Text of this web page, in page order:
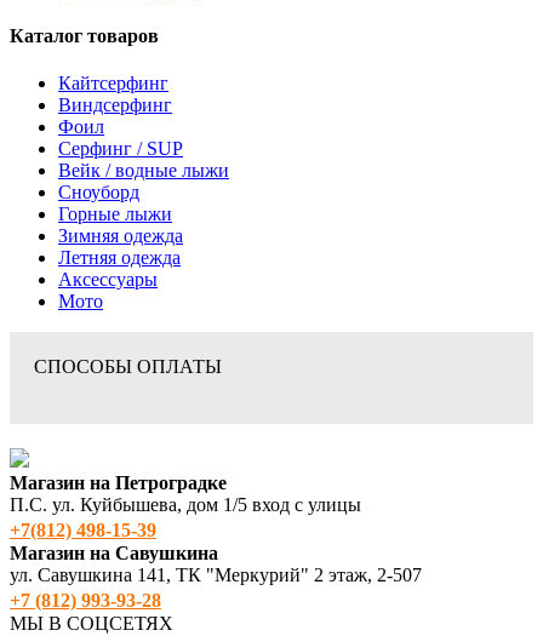
Каталог товаров
Кайтсерфинг
Виндсерфинг
Фоил
Серфинг / SUP
Вейк / водные лыжи
Сноуборд
Горные лыжи
Зимняя одежда
Летняя одежда
Аксессуары
Мото
СПОСОБЫ ОПЛАТЫ
Магазин на Петроградке
П.С. ул. Куйбышева, дом 1/5 вход с улицы
+7(812) 498‑15-39
Магазин на Савушкина
ул. Савушкина 141, ТК "Меркурий" 2 этаж, 2-507
+7 (812) 993-93-28
МЫ В СОЦСЕТЯХ